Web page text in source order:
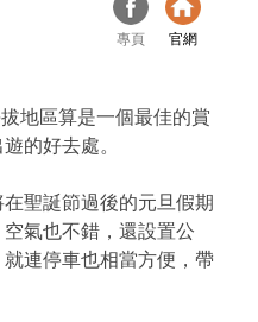
專頁 官網
地區算是一個最佳的賞
的好去處。
聖誕節過後的元旦假期
氣也不錯，還設置公
連停車也相當方便，帶